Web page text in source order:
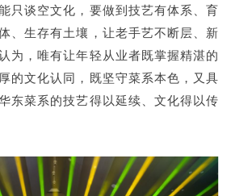
只谈空文化，要做到技艺有体系、育
、生存有土壤，让老手艺不断层、新
为，唯有让年轻从业者既掌握精湛的
的文化认同，既坚守菜系本色，又具
东菜系的技艺得以延续、文化得以传